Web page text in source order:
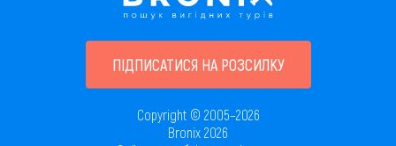
ПІДПИСАТИСЯ НА РОЗСИЛКУ
Copyright © 2005–2026
Bronix 2026